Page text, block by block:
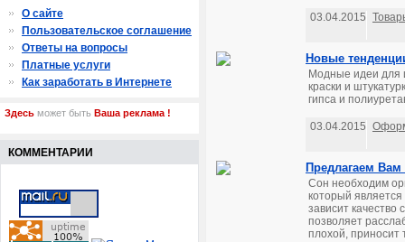
03.04.2015
Новые
Модные идеи для
краски и
гипса и
03.04.2015
Предлагаем
Сон необходим
который
зависит
позволяет
плохой, приносит
О сайте
Пользовательское соглашение
Ответы на вопросы
Платные услуги
Как заработать в Интернете
Здесь может быть Ваша реклама !
КОММЕНТАРИИ